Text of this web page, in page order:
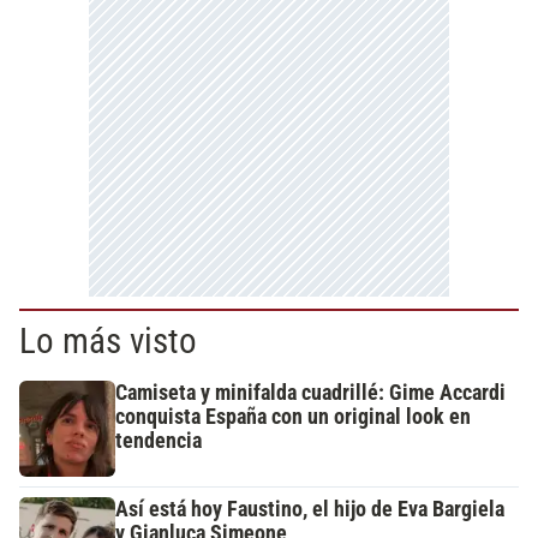
Lo más visto
Camiseta y minifalda cuadrillé: Gime Accardi
conquista España con un original look en
tendencia
Así está hoy Faustino, el hijo de Eva Bargiela
y Gianluca Simeone